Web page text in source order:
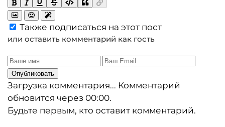
Также подписаться на этот пост
или оставить комментарий как гость
Опубликовать
Загрузка комментария... Комментарий
обновится через 00:00.
Будьте первым, кто оставит комментарий.